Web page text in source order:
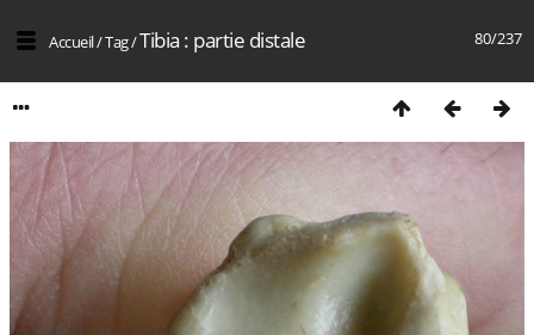
80/237
Accueil/Tag/Tibia : partie distale